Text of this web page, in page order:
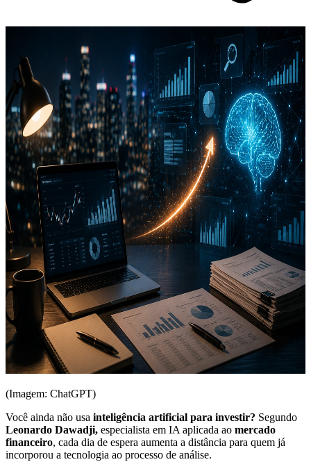
(Imagem: ChatGPT)
Você ainda não usa inteligência artificial para investir? Segundo
Leonardo Dawadji, especialista em IA aplicada ao mercado
financeiro, cada dia de espera aumenta a distância para quem já
incorporou a tecnologia ao processo de análise.